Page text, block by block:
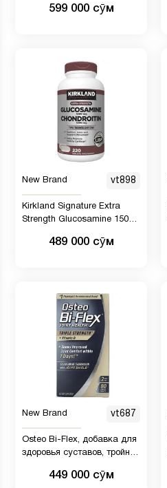
суставов, 44 пакетика
599 000 сӯм
New Brand vt898
Kirkland Signature Extra
Strength Glucosamine 1500
Sulfate - 280 таблеток
489 000 сӯм
New Brand vt687
Osteo Bi-Flex, добавка для
здоровья суставов, тройной
D, 80 таблеток, покрытых
449 000 сӯм